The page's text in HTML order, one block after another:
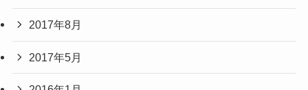
2017年8月
2017年5月